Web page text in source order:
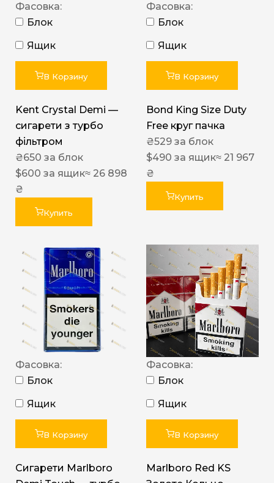
Фасовка:
Блок
Ящик
В Корзину
Kent Crystal Demi —
сигарети з турбо
фільтром
₴650 за блок
$600 за ящик≈ 26 898
₴
Купить
Фасовка:
Блок
Ящик
В Корзину
Bond King Size Duty
Free круг пачка
₴529 за блок
$490 за ящик≈ 21 967
₴
Купить
Фасовка:
Блок
Ящик
В Корзину
Сигарети Marlboro
Фасовка:
Блок
Ящик
В Корзину
Marlboro Red KS